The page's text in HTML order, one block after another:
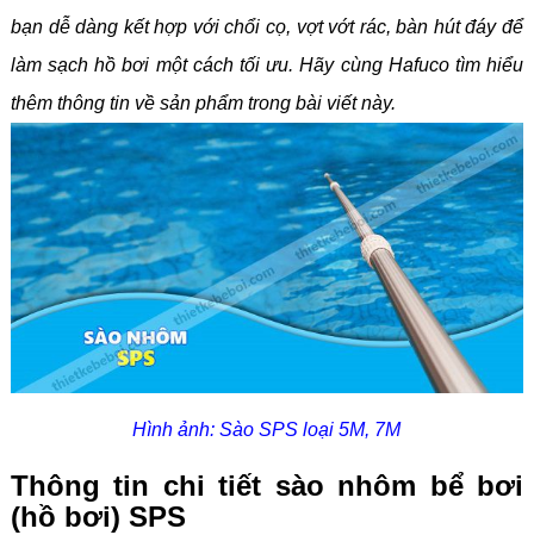
bạn dễ dàng kết hợp với chổi cọ, vợt vớt rác, bàn hút đáy để
làm sạch hồ bơi một cách tối ưu. Hãy cùng Hafuco tìm hiểu
thêm thông tin về sản phẩm trong bài viết này.
Hình ảnh: Sào SPS loại 5M, 7M
Thông tin chi tiết sào nhôm bể bơi
(hồ bơi) SPS